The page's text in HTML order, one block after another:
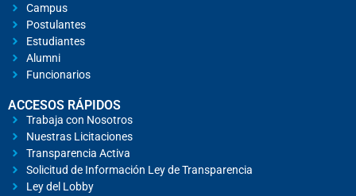
Campus
Postulantes
Estudiantes
Alumni
Funcionarios
ACCESOS RÁPIDOS
Trabaja con Nosotros
Nuestras Licitaciones
Transparencia Activa
Solicitud de Información Ley de Transparencia
Ley del Lobby